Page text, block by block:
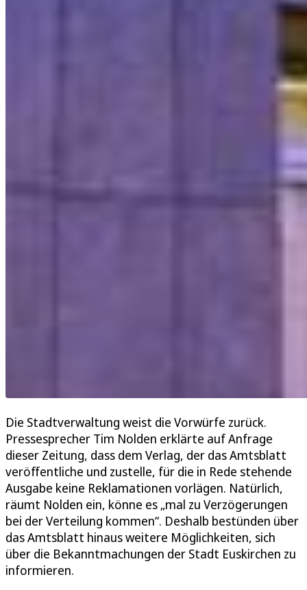
Die Stadtverwaltung weist die Vorwürfe zurück.
Pressesprecher Tim Nolden erklärte auf Anfrage
dieser Zeitung, dass dem Verlag, der das Amtsblatt
veröffentliche und zustelle, für die in Rede stehende
Ausgabe keine Reklamationen vorlägen. Natürlich,
räumt Nolden ein, könne es „mal zu Verzögerungen
bei der Verteilung kommen“. Deshalb bestünden über
das Amtsblatt hinaus weitere Möglichkeiten, sich
über die Bekanntmachungen der Stadt Euskirchen zu
informieren.